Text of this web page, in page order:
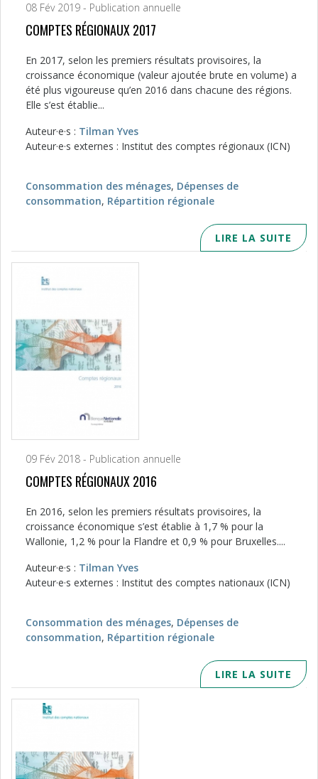
08 Fév 2019 - Publication annuelle
COMPTES RÉGIONAUX 2017
En 2017, selon les premiers résultats provisoires, la
croissance économique (valeur ajoutée brute en volume) a
été plus vigoureuse qu’en 2016 dans chacune des régions.
Elle s’est établie...
Auteur·e·s : Tilman Yves
Auteur·e·s externes : Institut des comptes régionaux (ICN)
Consommation des ménages, Dépenses de
consommation, Répartition régionale
LIRE LA SUITE
09 Fév 2018 - Publication annuelle
COMPTES RÉGIONAUX 2016
En 2016, selon les premiers résultats provisoires, la
croissance économique s’est établie à 1,7 % pour la
Wallonie, 1,2 % pour la Flandre et 0,9 % pour Bruxelles....
Auteur·e·s : Tilman Yves
Auteur·e·s externes : Institut des comptes nationaux (ICN)
Consommation des ménages, Dépenses de
consommation, Répartition régionale
LIRE LA SUITE